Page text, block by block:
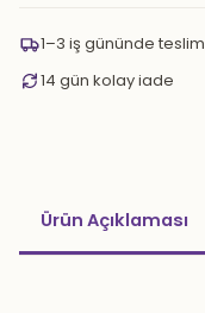
1–3 iş gününde teslim
14 gün kolay iade
Ürün Açıklaması